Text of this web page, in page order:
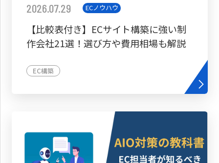
2026.07.29 ECノウハウ
【比較表付き】ECサイト構築に強い制
作会社21選！選び方や費用相場も解説
EC構築